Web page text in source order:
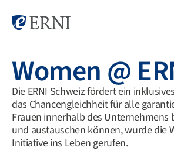
Women @
Die ERNI Schweiz fördert ein
das Chancengleichheit für alle
Frauen innerhalb des Unternehmens
und austauschen können, wurde die
Initiative ins Leben gerufen.